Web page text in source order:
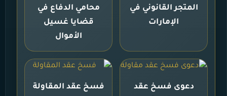
المتجر القانوني في
الإمارات
محامي الدفاع في
قضايا غسيل
الأموال
دعوى فسخ عقد
فسخ عقد المقاولة